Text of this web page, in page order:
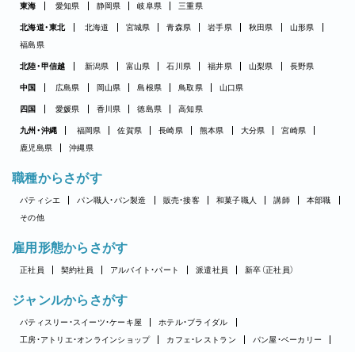
東海 愛知県 静岡県 岐阜県 三重県
北海道・東北 北海道 宮城県 青森県 岩手県 秋田県
山形県
福島県
北陸・甲信越 新潟県 富山県 石川県 福井県 山梨県 長野県
中国 広島県 岡山県 島根県 鳥取県 山口県
四国 愛媛県 香川県 徳島県 高知県
九州・沖縄 福岡県 佐賀県 長崎県 熊本県 大分県
宮崎県
鹿児島県
沖縄県
職種からさがす
パティシエ パン職人・パン製造 販売・接客 和菓子職人 講師
本部職
その他
雇用形態からさがす
正社員 契約社員 アルバイト・パート 派遣社員 新卒（正社員）
ジャンルからさがす
パティスリー・スイーツ・ケーキ屋
ホテル・ブライダル
工房・アトリエ・オンラインショップ
カフェ・レストラン
パン屋・ベーカリー